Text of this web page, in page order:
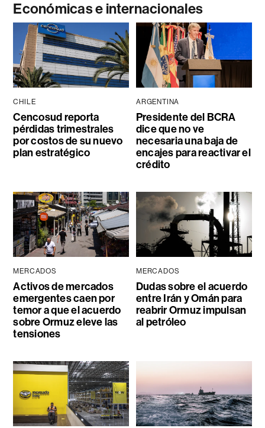
Económicas e internacionales
CHILE
Cencosud reporta
pérdidas trimestrales
por costos de su nuevo
plan estratégico
ARGENTINA
Presidente del BCRA
dice que no ve
necesaria una baja de
encajes para reactivar el
crédito
MERCADOS
Activos de mercados
emergentes caen por
temor a que el acuerdo
sobre Ormuz eleve las
tensiones
MERCADOS
Dudas sobre el acuerdo
entre Irán y Omán para
reabrir Ormuz impulsan
al petróleo